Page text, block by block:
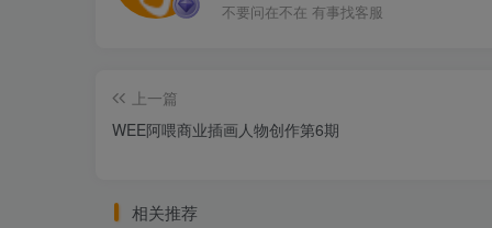
不要问在不在 有事找客服
上一篇
WEE阿喂商业插画人物创作第6期
相关推荐